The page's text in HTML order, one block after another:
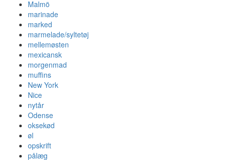
Malmö
marinade
marked
marmelade/syltetøj
mellemøsten
mexicansk
morgenmad
muffins
New York
Nice
nytår
Odense
oksekød
øl
opskrift
pålæg